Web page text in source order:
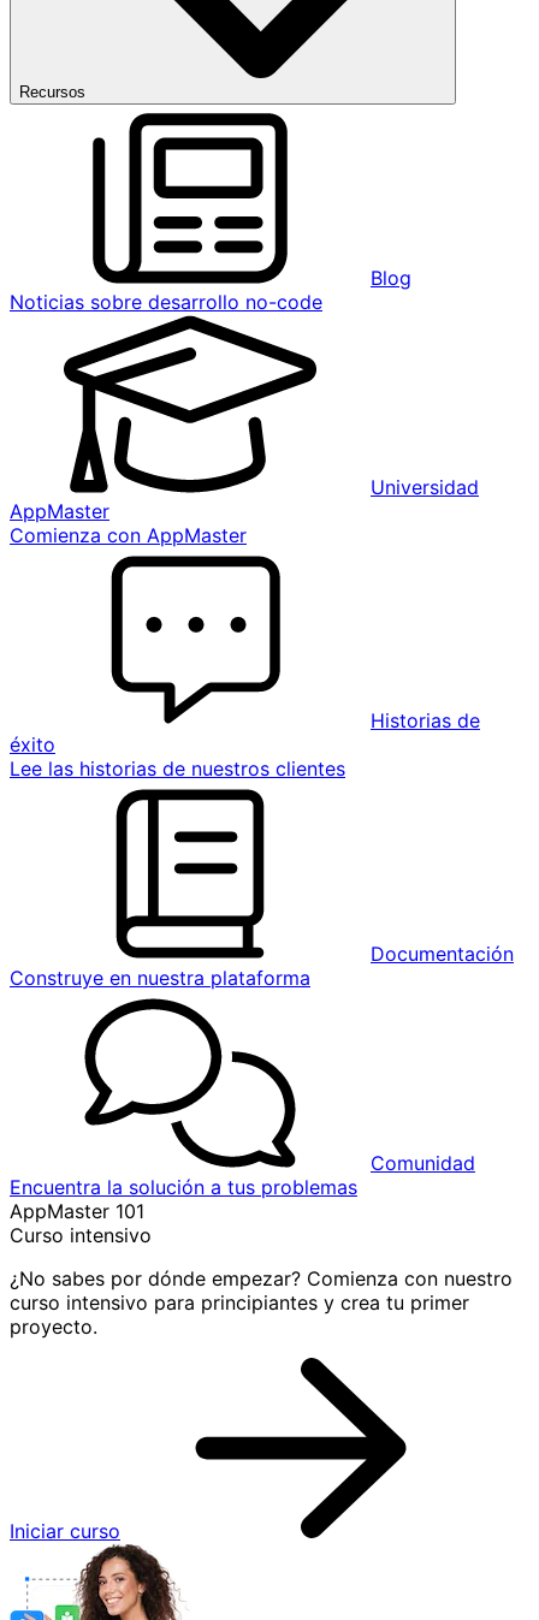
Recursos
Blog
Noticias sobre desarrollo no-code
Universidad
AppMaster
Comienza con AppMaster
Historias de
éxito
Lee las historias de nuestros clientes
Documentación
Construye en nuestra plataforma
Comunidad
Encuentra la solución a tus problemas
AppMaster 101
Curso intensivo
¿No sabes por dónde empezar? Comienza con nuestro
curso intensivo para principiantes y crea tu primer
proyecto.
Iniciar curso